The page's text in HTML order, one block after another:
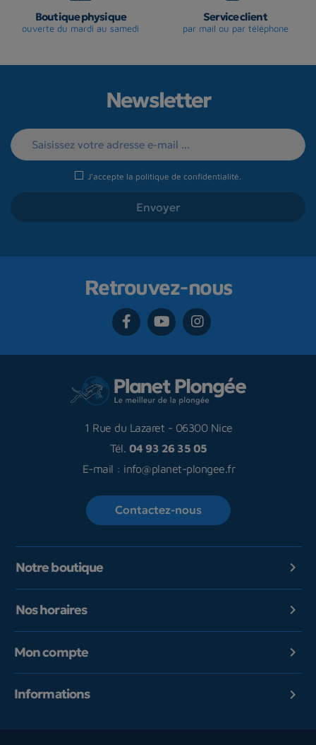
Boutique physique
ouverte du mardi au samedi
Service client
par mail ou par téléphone
Newsletter
J'accepte la politique de confidentialité
Retrouvez-nous
1 Rue du Lazaret - 06300 Nice
Tél. 04 93 26 35 05
E-mail : info@planet-plongee.fr
Contactez-nous
Notre boutique 
Nos horaires 
Mon compte 
Informations 